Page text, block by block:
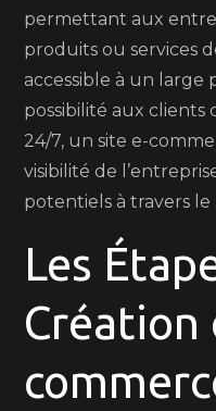
permettant aux
produits ou services
accessible à un large
possibilité aux clients
24/7, un site e-
visibilité de
potentiels à travers le
Les
Création